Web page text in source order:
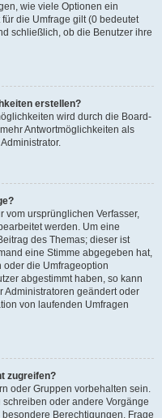
wie viele Optionen ein
die Umfrage gilt (0 bedeutet
schließlich, ob die Benutzer ihre
erstellen?
wird durch die Board-
Antwortmöglichkeiten als
vom ursprünglichen Verfasser,
werden. Um eine
des Themas; dieser ist
eine Stimme abgegeben hat,
die Umfrageoption
abgestimmt haben, so kann
Administratoren geändert oder
von laufenden Umfragen
zugreifen?
oder Gruppen vorbehalten sein.
oder andere Vorgänge
Berechtigungen. Frage